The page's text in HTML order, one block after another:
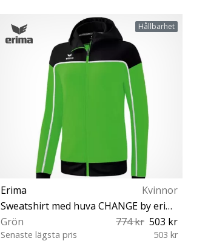
Hållbarhet
Erima
Kvinnor
Sweatshirt med huva CHANGE by erima Training Jacket with hood
Grön
774 kr 503 kr
Senaste lägsta pris 503 kr